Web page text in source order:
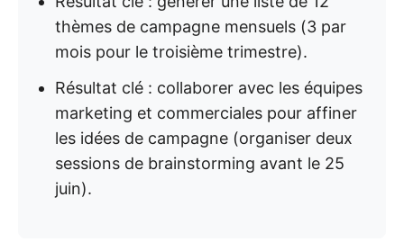
thèmes de campagne mensuels (3 par
mois pour le troisième trimestre).
Résultat clé : collaborer avec les équipes
marketing et commerciales pour affiner
les idées de campagne (organiser deux
sessions de brainstorming avant le 25
juin).